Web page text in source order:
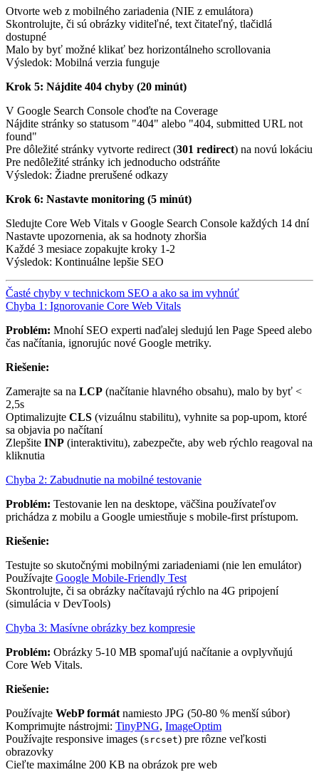
Otvorte web z mobilného zariadenia (NIE z emulátora)
Skontrolujte, či sú obrázky viditeľné, text čitateľný, tlačidlá
dostupné
Malo by byť možné klikať bez horizontálneho scrollovania
Výsledok: Mobilná verzia funguje
Krok 5: Nájdite 404 chyby (20 minút)
V Google Search Console choďte na Coverage
Nájdite stránky so statusom "404" alebo "404, submitted URL not
found"
Pre dôležité stránky vytvorte redirect (301 redirect) na novú lokáciu
Pre nedôležité stránky ich jednoducho odstráňte
Výsledok: Žiadne prerušené odkazy
Krok 6: Nastavte monitoring (5 minút)
Sledujte Core Web Vitals v Google Search Console každých 14 dní
Nastavte upozornenia, ak sa hodnoty zhoršia
Každé 3 mesiace zopakujte kroky 1-2
Výsledok: Kontinuálne lepšie SEO
Časté chyby v technickom SEO a ako sa im vyhnúť
Chyba 1: Ignorovanie Core Web Vitals
Problém: Mnohí SEO experti naďalej sledujú len Page Speed alebo
čas načítania, ignorujúc nové Google metriky.
Riešenie:
Zamerajte sa na LCP (načítanie hlavného obsahu), malo by byť <
2,5s
Optimalizujte CLS (vizuálnu stabilitu), vyhnite sa pop-upom, ktoré
sa objavia po načítaní
Zlepšite INP (interaktivitu), zabezpečte, aby web rýchlo reagoval na
kliknutia
Chyba 2: Zabudnutie na mobilné testovanie
Problém: Testovanie len na desktope, väčšina používateľov
prichádza z mobilu a Google umiestňuje s mobile-first prístupom.
Riešenie:
Testujte so skutočnými mobilnými zariadeniami (nie len emulátor)
Používajte Google Mobile-Friendly Test
Skontrolujte, či sa obrázky načítavajú rýchlo na 4G pripojení
(simulácia v DevTools)
Chyba 3: Masívne obrázky bez kompresie
Problém: Obrázky 5-10 MB spomaľujú načítanie a ovplyvňujú
Core Web Vitals.
Riešenie:
Používajte WebP formát namiesto JPG (50-80 % menší súbor)
Komprimujte nástrojmi: TinyPNG, ImageOptim
Používajte responsive images (srcset) pre rôzne veľkosti
obrazovky
Cieľte maximálne 200 KB na obrázok pre web